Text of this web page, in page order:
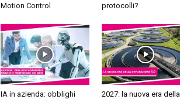
Motion Control
protocolli?
IA in azienda: obblighi
2027: la nuova era della